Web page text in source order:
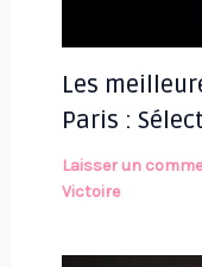
Les
Paris :
Laisser un
Victoire